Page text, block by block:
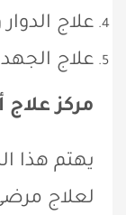
علاج
علاج
مركز
يهتم هذا
لعلاج